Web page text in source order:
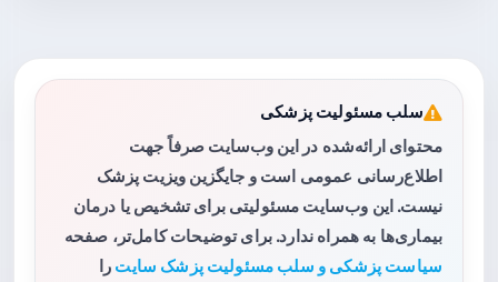
سلب مسئولیت پزشکی
محتوای ارائه‌شده در این وب‌سایت صرفاً جهت
اطلاع‌رسانی عمومی است و جایگزین ویزیت پزشک
نیست. این وب‌سایت مسئولیتی برای تشخیص یا درمان
بیماری‌ها به همراه ندارد. برای توضیحات کامل‌تر، صفحه
سیاست پزشکی و سلب مسئولیت پزشک سایت را